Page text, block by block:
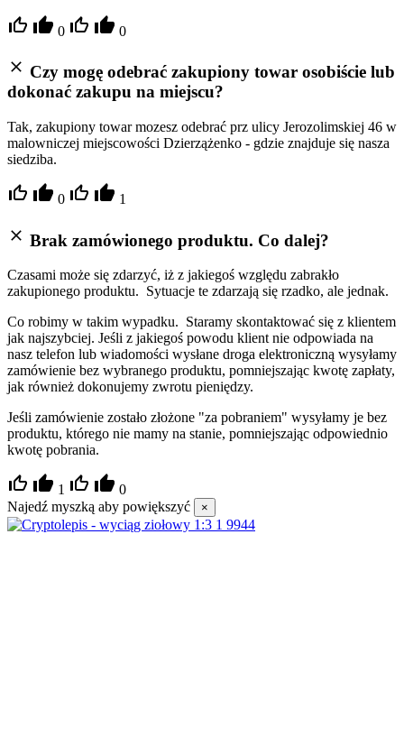
0 0
Czy mogę odebrać zakupiony towar osobiście lub
dokonać zakupu na miejscu?
Tak, zakupiony towar mozesz odebrać prz ulicy Jerozolimskiej 46 w
malowniczej miejscowości Dzierzążenko - gdzie znajduje się nasza
siedziba.
0 1
Brak zamówionego produktu. Co dalej?
Czasami może się zdarzyć, iż z jakiegoś względu zabrakło
zakupionego produktu. Sytuacje te zdarzają się rzadko, ale jednak.
Co robimy w takim wypadku. Staramy skontaktować się z klientem
jak najszybciej. Jeśli z jakiegoś powodu klient nie odpowiada na
nasz telefon lub wiadomości wysłane droga elektroniczną wysyłamy
zamówienie bez wybranego produktu, pomniejszając kwotę zapłaty,
jak również dokonujemy zwrotu pieniędzy.
Jeśli zamówienie zostało złożone "za pobraniem" wysyłamy je bez
produktu, którego nie mamy na stanie, pomniejszając odpowiednio
kwotę pobrania.
1
0
Najedź myszką aby powiększyć
×